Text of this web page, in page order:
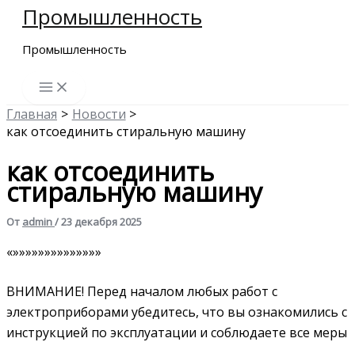
Перейти
содержимому
Промышленность
Промышленность
Главная
Новости
как отсоединить стиральную машину
как отсоединить
стиральную машину
От admin/23 декабря 2025
«»»»»»»»»»»»»»»
ВНИМАНИЕ! Перед началом любых работ с
электроприборами убедитесь, что вы ознакомились с
инструкцией по эксплуатации и соблюдаете все меры